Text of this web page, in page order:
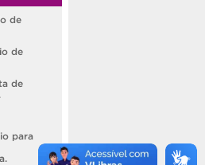
de
de
de
para